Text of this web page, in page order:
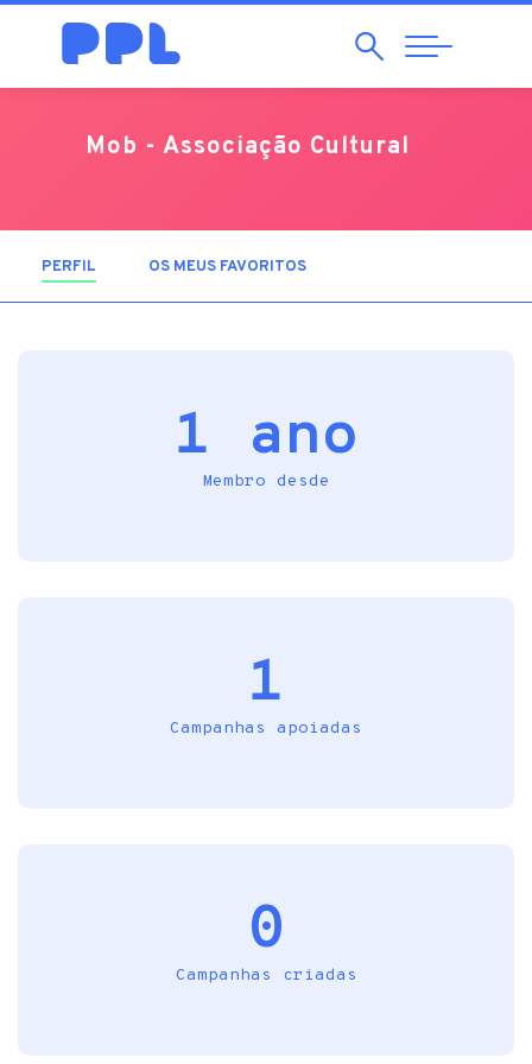
Pesquisar
Abrir
Navegação
Mob - Associação Cultural
PERFIL (SEPARADOR ATIVO)
OS MEUS FAVORITOS
1 ano
Membro desde
1
Campanhas apoiadas
0
Campanhas criadas